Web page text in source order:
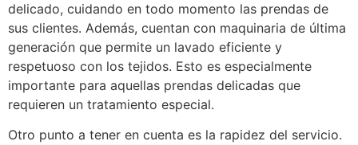
delicado, cuidando en todo momento las prendas de
sus clientes. Además, cuentan con maquinaria de última
generación que permite un lavado eficiente y
respetuoso con los tejidos. Esto es especialmente
importante para aquellas prendas delicadas que
requieren un tratamiento especial.
Otro punto a tener en cuenta es la rapidez del servicio.